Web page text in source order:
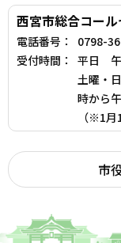
西宮市総合コー
電話番号：
0798-
受付時間：
平日 午
土曜・
時から
（※1月
市